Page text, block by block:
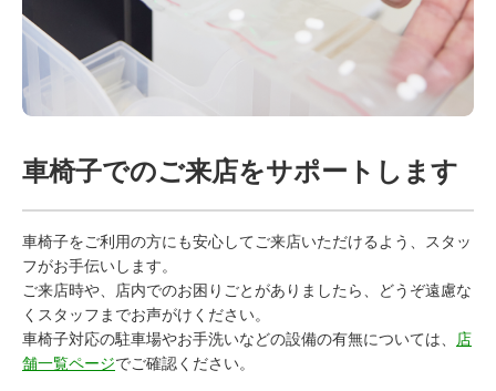
車椅子でのご来店をサポートします
車椅子をご利用の方にも安心してご来店いただけるよう、スタッ
フがお手伝いします。
ご来店時や、店内でのお困りごとがありましたら、どうぞ遠慮な
くスタッフまでお声がけください。
車椅子対応の駐車場やお手洗いなどの設備の有無については、
店
舗一覧ページでご確認ください。